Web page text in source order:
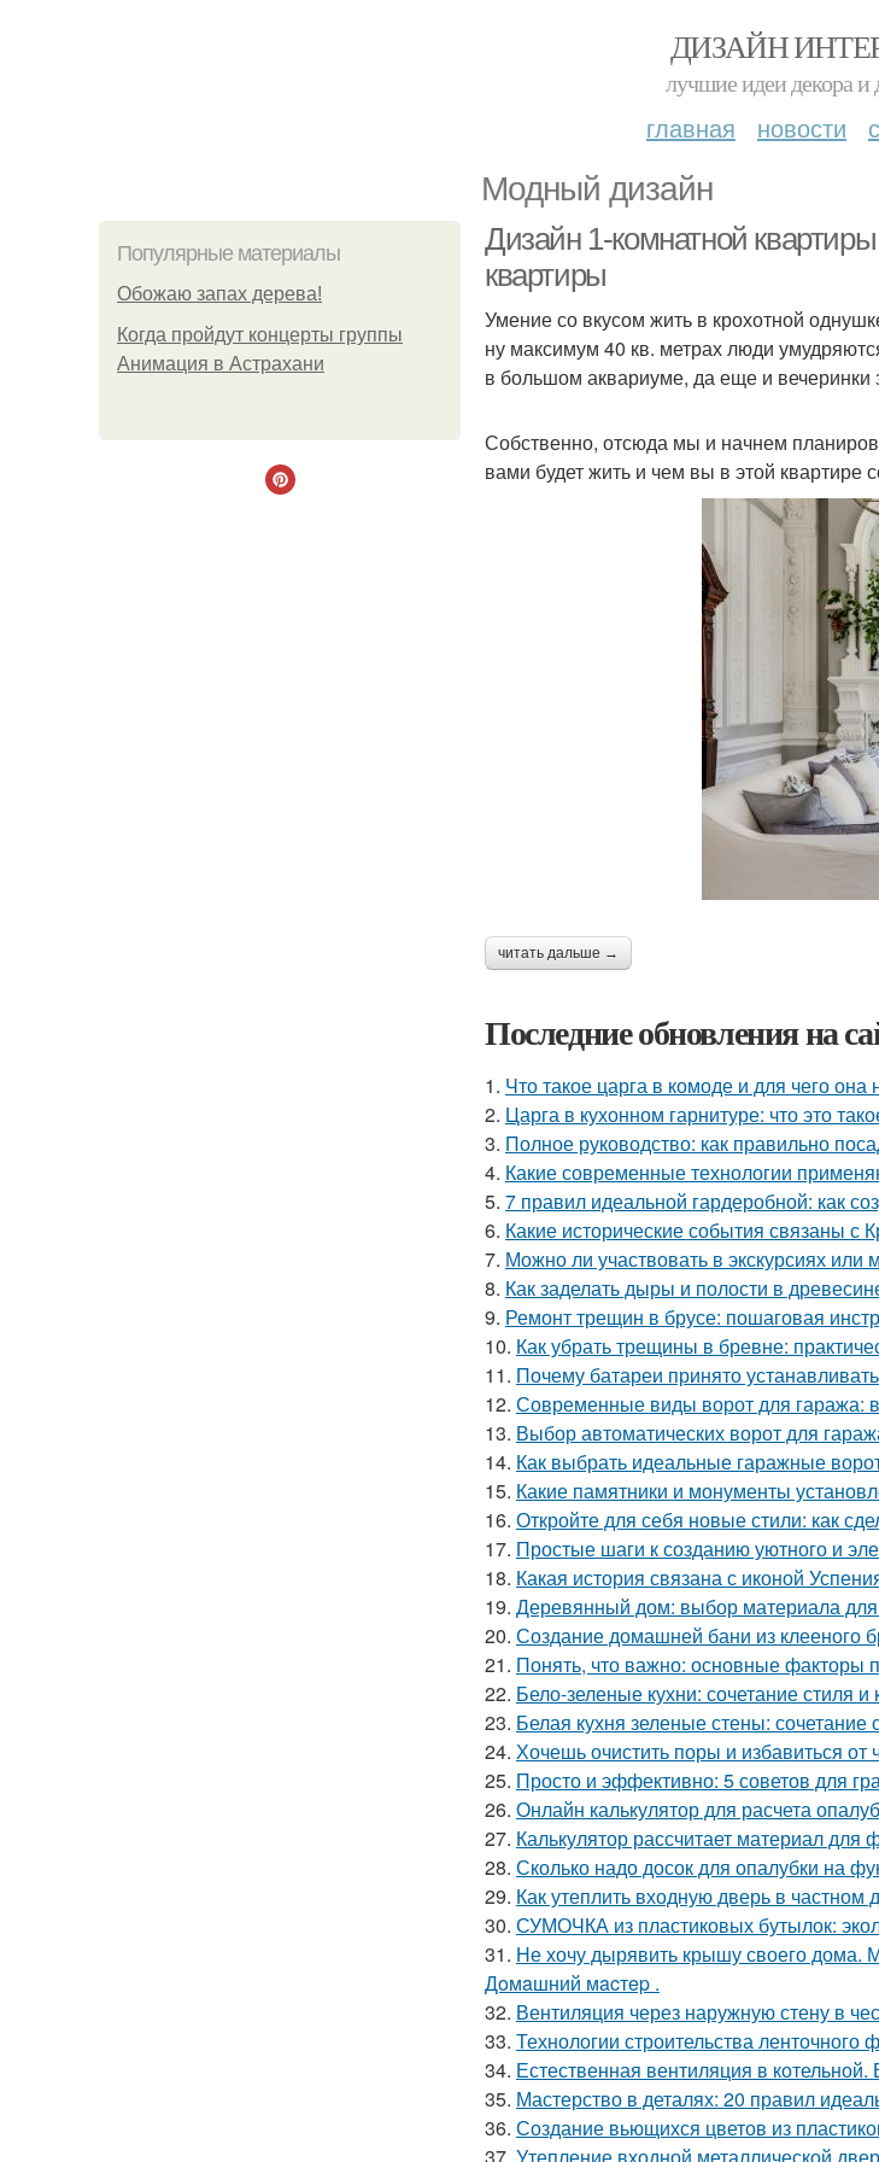
ДИЗАЙН
лучшие идеи декора и
главная новости
Модный дизайн
Популярные материалы
Обожaю зaпах деpева!
Когда пройдут концерты группы
Анимация в Астрахани
Дизайн 1-комнатной
квартиры
Умение со вкусом жить в крохотной
ну максимум 40 кв. метрах люди
в большом аквариуме, да еще и вечеринки
Собственно, отсюда мы и начнем
вами будет жить и чем вы в этой квартире
читать дальше →
Последние обновления на
1. Что такое царга в комоде и для чего она
2. Царга в кухонном гарнитуре: что это
3. Полное руководство: как правильно
4. Какие современные технологии
5. 7 правил идеальной гардеробной: как
6. Какие исторические события связаны с
7. Можно ли участвовать в экскурсиях или
8. Как заделать дыры и полости в
9. Ремонт трещин в брусе: пошаговая
10. Как убрать трещины в бревне:
11. Почему батареи принято
12. Современные виды ворот для гаража:
13. Выбор автоматических ворот для
14. Как выбрать идеальные гаражные
15. Какие памятники и монументы
16. Откройте для себя новые стили: как
17. Простые шаги к созданию уютного и
18. Какая история связана с иконой
19. Деревянный дом: выбор материала для
20. Создание домашней бани из клееного
21. Понять, что важно: основные факторы
22. Бело-зеленые кухни: сочетание стиля
23. Белая кухня зеленые стены: сочетание
24. Хочешь очистить поры и избавиться от
25. Просто и эффективно: 5 советов для
26. Онлайн калькулятор для расчета
27. Калькулятор рассчитает материал
28. Сколько надо досок для опалубки на
29. Как утеплить входную дверь в
30. СУМОЧКА из пластиковых бутылок:
31. Не хочу дырявить крышу своего дома.
Дoмaшний мacтep .
32. Вентиляция через наружную стену в
33. Технологии строительства
34. Естественная вентиляция в
35. Мастерство в деталях: 20 правил
36. Создание вьющихся цветов из